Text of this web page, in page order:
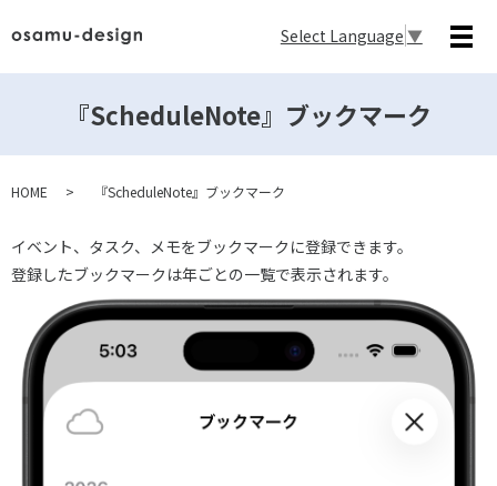
Select Language ▼ メ
『ScheduleNote』ブックマーク
HOME 『ScheduleNote』ブックマーク
イベント、タスク、メモをブックマークに登録できます。
登録したブックマークは年ごとの一覧で表示されます。